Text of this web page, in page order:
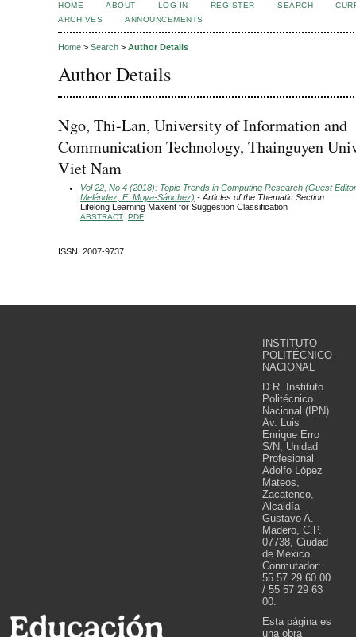
HOME ABOUT LOG IN REGISTER SEARCH
ARCHIVES
ANNOUNCEMENTS
Home > Search > Author Details
Author Details
Ngo, Thi-Lan, University of Information and
Communication Technology, Thainguyen
Viet Nam
Vol 22, No 4 (2018): Topic Trends in Computing Research (Guest
Meléndez, E. Moya-Sánchez) - Articles of the Thematic Section
Lifelong Learning Maxent for Suggestion Classification
ABSTRACT PDF
ISSN: 2007-9737
INSTITUTO
POLITÉCNICO
NACIONAL
D.R. Instituto
Politécnico
Nacional (IPN).
Av. Luis
Enrique Erro
S/N, Unidad
Profesional
Adolfo López
Mateos,
Zacatenco,
Alcaldía
Gustavo A.
Madero, C.P.
07738, Ciudad
de México.
Conmutador:
55 57 29 60 00
/ 55 57 29 63
00.
Esta página es
una obra